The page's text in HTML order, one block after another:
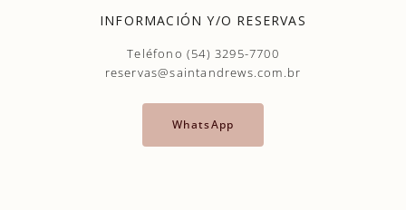
INFORMACIÓN Y/O RESERVAS
Teléfono (54) 3295-7700
reservas@saintandrews.com.br
WhatsApp